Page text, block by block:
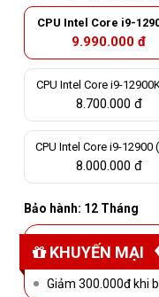
CPU Intel Core i9-
(5.20GHz, 16 Nhân 24
g, 30M Cache, Alder
9.990.000 đ
CPU Intel Core i9-
0GHz, 16 Nhân 24
M Cache, Alder Lake)
8.700.000 đ
CPU Intel Core i9-12900
Hz, 16 Nhân 24 Luồng,
ache, Alder Lake)
8.000.000 đ
Bảo hành: 12 Tháng
KHUYẾN MẠI
Giảm 300.000đ khi